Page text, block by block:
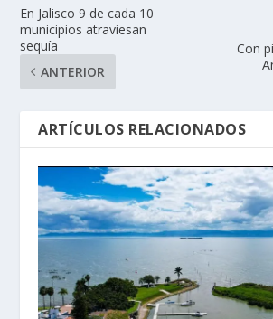
En Jalisco 9 de cada 10
municipios atraviesan
sequía
ANTERIOR
Con
ARTÍCULOS RELACIONADOS